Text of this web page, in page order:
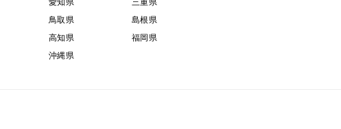
愛知県
三重県
鳥取県
島根県
高知県
福岡県
沖縄県